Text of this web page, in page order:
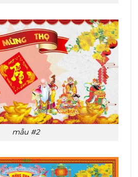
mẫu #2